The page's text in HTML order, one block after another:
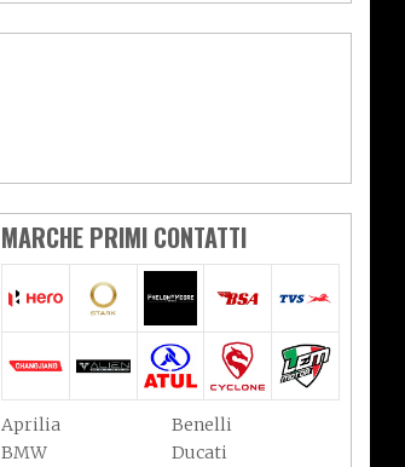
MARCHE PRIMI CONTATTI
Aprilia
Benelli
BMW
Ducati